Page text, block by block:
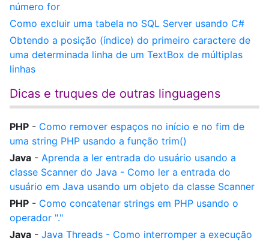
número for
Como excluir uma tabela no SQL Server usando C#
Obtendo a posição (índice) do primeiro caractere de
uma determinada linha de um TextBox de múltiplas
linhas
Dicas e truques de outras linguagens
PHP - Como remover espaços no início e no fim de
uma string PHP usando a função trim()
Java - Aprenda a ler entrada do usuário usando a
classe Scanner do Java - Como ler a entrada do
usuário em Java usando um objeto da classe Scanner
PHP - Como concatenar strings em PHP usando o
operador "."
Java - Java Threads - Como interromper a execução